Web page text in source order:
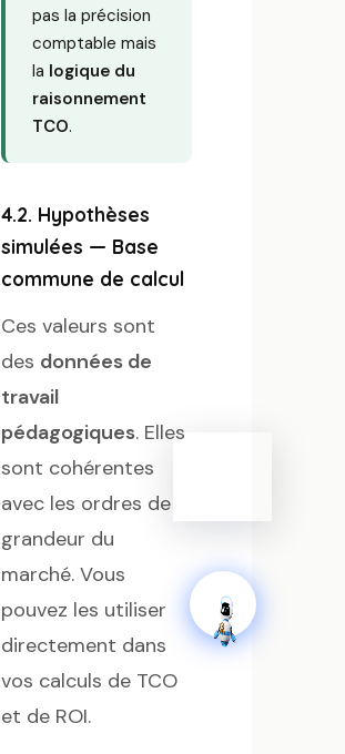
pas la précision
comptable mais
la logique du
raisonnement
TCO.
4.2. Hypothèses
simulées — Base
commune de calcul
Ces valeurs sont
des données de
travail
pédagogiques. Elles
sont cohérentes
avec les ordres de
grandeur du
marché. Vous
pouvez les utiliser
directement dans
vos calculs de TCO
et de ROI.